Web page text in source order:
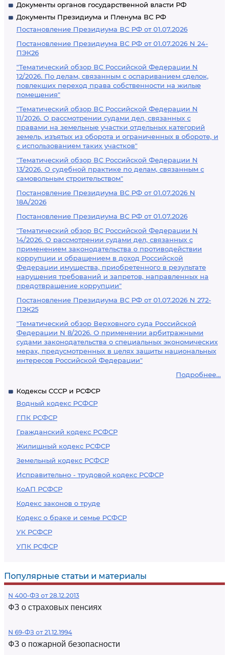
Документы органов государственной власти РФ
Документы Президиума и Пленума ВС РФ
Постановление Президиума ВС РФ от 01.07.2026
Постановление Президиума ВС РФ от 01.07.2026 N 24-
ПЭК26
"Тематический обзор ВС Российской Федерации N
12/2026. По делам, связанным с оспариванием сделок,
повлекших переход права собственности на жилые
помещения"
"Тематический обзор ВС Российской Федерации N
11/2026. О рассмотрении судами дел, связанных с
правами на земельные участки отдельных категорий
земель, изъятых из оборота и ограниченных в обороте, и
с использованием таких участков"
"Тематический обзор ВС Российской Федерации N
13/2026. О судебной практике по делам, связанным с
самовольным строительством"
Постановление Президиума ВС РФ от 01.07.2026 N
18А/2026
Постановление Президиума ВС РФ от 01.07.2026
"Тематический обзор ВС Российской Федерации N
14/2026. О рассмотрении судами дел, связанных с
применением законодательства о противодействии
коррупции и обращением в доход Российской
Федерации имущества, приобретенного в результате
нарушения требований и запретов, направленных на
предотвращение коррупции"
Постановление Президиума ВС РФ от 01.07.2026 N 272-
ПЭК25
"Тематический обзор Верховного суда Российской
Федерации N 8/2026. О применении арбитражными
судами законодательства о специальных экономических
мерах, предусмотренных в целях защиты национальных
интересов Российской Федерации"
Подробнее...
Кодексы СССР и РСФСР
Водный кодекс РСФСР
ГПК РСФСР
Гражданский кодекс РСФСР
Жилищный кодекс РСФСР
Земельный кодекс РСФСР
Исправительно - трудовой кодекс РСФСР
КоАП РСФСР
Кодекс законов о труде
Кодекс о браке и семье РСФСР
УК РСФСР
УПК РСФСР
Популярные статьи и материалы
N 400-ФЗ от 28.12.2013
ФЗ о страховых пенсиях
N 69-ФЗ от 21.12.1994
ФЗ о пожарной безопасности